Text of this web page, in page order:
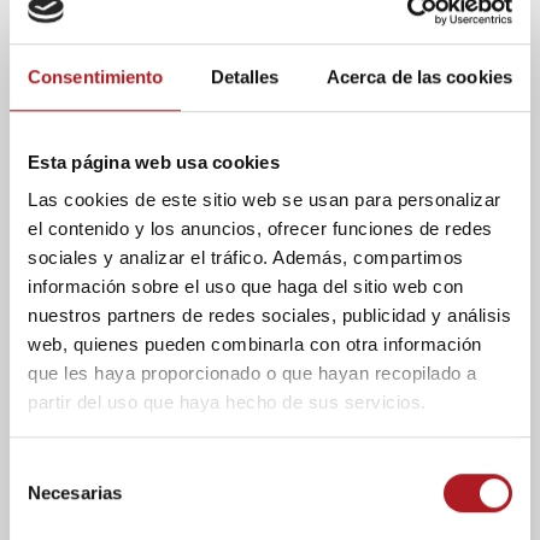
Consentimiento Detalles Acerca de las cookies
Esta página web usa cookies
Las cookies de este sitio web se usan para personalizar
el contenido y los anuncios, ofrecer funciones de redes
sociales y analizar el tráfico. Además, compartimos
información sobre el uso que haga del sitio web con
nuestros partners de redes sociales, publicidad y análisis
web, quienes pueden combinarla con otra información
que les haya proporcionado o que hayan recopilado a
partir del uso que haya hecho de sus servicios.
Necesarias
La Universidad San Jorge
aumenta su
representación en los
Campeonatos
Universitarios de Aragón
2012
05/03/2012 Comentar
La representación deportiva de la
Universidad San Jorge en los Campeonatos
Universitarios de Aragón se ha
Blog